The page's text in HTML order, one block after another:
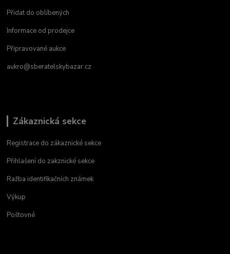
Přidat do oblíbených
Informace od prodejce
Připravované aukce
aukro@sberatelskybazar.cz
Zákaznická sekce
Registrace do zákaznické sekce
Přihlašení do zakznické sekce
Ražba identifikačních známek
Výkup
Poštovné